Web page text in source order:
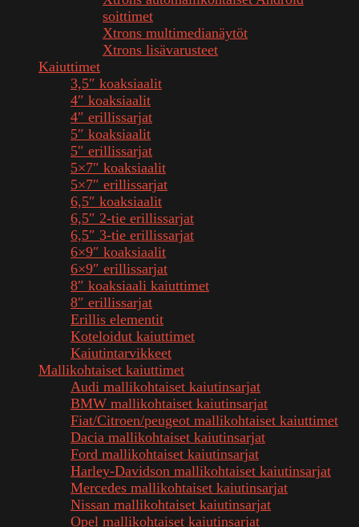
soittimet
Xtrons multimedianäytöt
Xtrons lisävarusteet
Kaiuttimet
3,5″ koaksiaalit
4″ koaksiaalit
4″ erillissarjat
5″ koaksiaalit
5″ erillissarjat
5×7″ koaksiaalit
5×7″ erillissarjat
6,5″ koaksiaalit
6,5″ 2-tie erillissarjat
6,5″ 3-tie erillissarjat
6×9″ koaksiaalit
6×9″ erillissarjat
8″ koaksiaali kaiuttimet
8″ erillissarjat
Erillis elementit
Koteloidut kaiuttimet
Kaiutintarvikkeet
Mallikohtaiset kaiuttimet
Audi mallikohtaiset kaiutinsarjat
BMW mallikohtaiset kaiutinsarjat
Fiat/Citroen/peugeot mallikohtaiset kaiuttimet
Dacia mallikohtaiset kaiutinsarjat
Ford mallikohtaiset kaiutinsarjat
Harley-Davidson mallikohtaiset kaiutinsarjat
Mercedes mallikohtaiset kaiutinsarjat
Nissan mallikohtaiset kaiutinsarjat
Opel mallikohtaiset kaiutinsarjat